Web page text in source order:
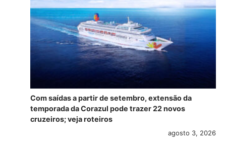
Com saídas a partir de setembro, extensão da
temporada da Corazul pode trazer 22 novos
cruzeiros; veja roteiros
agosto 3, 2026